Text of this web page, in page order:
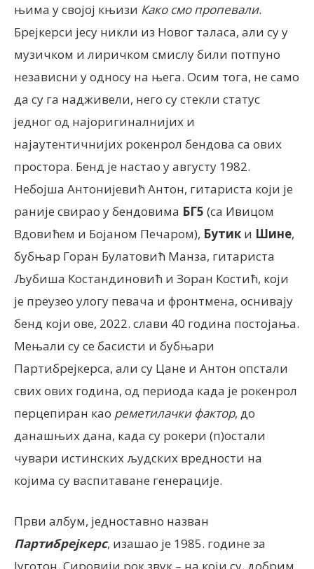
њима у својој књизи Како смо пропевали.
Брејкерси јесу никли из Новог таласа, али су у
музичком и лиричком смислу били потпуно
независни у односу на њега. Осим тога, не само
да су га надживели, него су стекли статус
једног од најоригиналнијих и
најаутентичнијих рокенрол бендова са ових
простора. Бенд је настао у августу 1982.
Небојша Антонијевић Антон, гитариста који је
раније свирао у бендовима БГ5 (са Ивицом
Вдовићем и Бојаном Печаром), Бутик и Шине,
бубњар Горан Булатовић Манза, гитариста
Љубиша Костандиновић и Зоран Костић, који
је преузео улогу певача и фронтмена, оснивају
бенд који ове, 2022. слави 40 година постојања.
Мењали су се басисти и бубњари
Партибрејкерса, али су Цане и Антон опстали
свих ових година, од периода када је рокенрол
перцепиран као реметилачки фактор, до
данашњих дана, када су рокери (п)остали
чувари истинских људских вредности на
којима су васпитаване генерације.
Први албум, једноставно назван
Партибрејкерс, изашао је 1985. године за